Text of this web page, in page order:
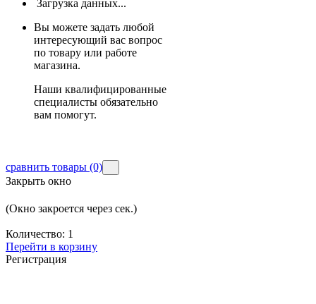
Загрузка данных...
Вы можете задать любой
интересующий вас вопрос
по товару или работе
магазина.
Наши квалифицированные
специалисты обязательно
вам помогут.
сравнить товары (0)
Закрыть окно
(Окно закроется через сек.)
Количество: 1
Перейти в корзину
Регистрация